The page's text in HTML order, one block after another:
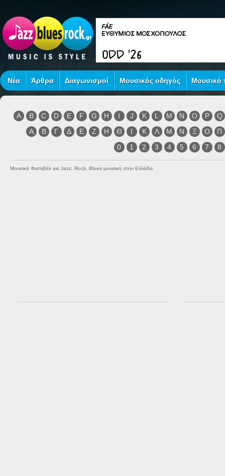
Νέα Άρθρα Διαγωνισμοί Μουσικός οδηγός Μουσικό
A B C D E F G H I J K L M N O P
Q
Α
Β Γ Δ Ε Ζ Η Θ Ι Κ Λ Μ Ν Ξ Ο
Π
0
1 2 3 4 5 6 7 8
Μουσικά Φεστιβάλ για Jazz, Rock, Blues μουσική στην Ελλάδα.